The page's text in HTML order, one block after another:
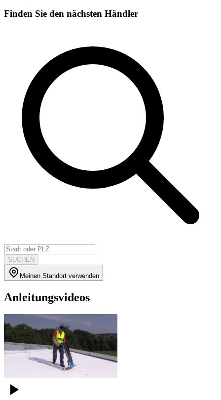
Finden Sie den nächsten Händler
SUCHEN
Meinen Standort verwenden
Anleitungsvideos